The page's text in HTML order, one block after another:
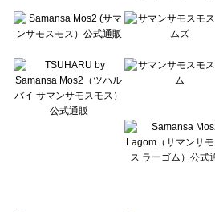
Te chichi（テチチ）の一覧
Te chichi CLASSIC（テチチ クラシック）の一覧
Lugnoncure（ルノンキュール）の一覧
BETTY'S BLUE（べティーズブルー）の一覧
Wpc.（ワールドパーティー）の一覧